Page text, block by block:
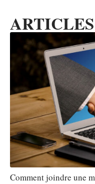
Comment joindre une